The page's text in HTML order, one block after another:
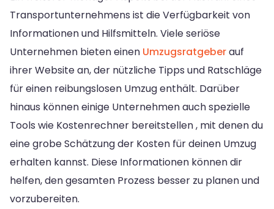
Transportunternehmens ist die Verfügbarkeit von
Informationen und Hilfsmitteln. Viele seriöse
Unternehmen bieten einen Umzugsratgeberauf
ihrer Website an, der nützliche Tipps und Ratschläge
für einen reibungslosen Umzug enthält. Darüber
hinaus können einige Unternehmen auch spezielle
Tools wie Kostenrechner bereitstellen , mit denen du
eine grobe Schätzung der Kosten für deinen Umzug
erhalten kannst. Diese Informationen können dir
helfen, den gesamten Prozess besser zu planen und
vorzubereiten.